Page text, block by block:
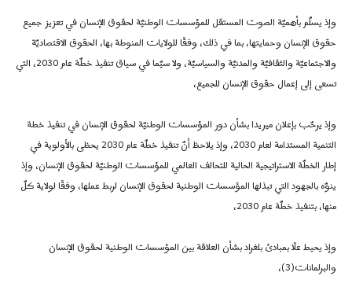
وإذ يسلّم بأهميّة الصوت المستقل للمؤسسات الوطنيّة لحقوق الإنسان في تعزيز جميع
حقوق الإنسان وحمايتها، بما في ذلك، وفقًا للولايات المنوطة بها، الحقوق الاقتصاديّة
والاجتماعيّة والثقافيّة والمدنيّة والسياسيّة، ولا سيّما في سياق تنفيذ خطّة عام 2030، التي
تسعى إلى إعمال حقوق الإنسان للجميع،
وإذ يرحّب بإعلان ميريدا بشأن دور المؤسسات الوطنيّة لحقوق الإنسان في تنفيذ خطة
التنمية المستدامة لعام 2030، وإذ يلاحظ أنّ تنفيذ خطّة عام 2030 يحظى بالأولوية في
إطار الخطّة الاستراتيجية الحالية للتحالف العالمي للمؤسسات الوطنيّة لحقوق الإنسان، وإذ
ينوّه بالجهود التي تبذلها المؤسسات الوطنية لحقوق الإنسان لربط عملها، وفقًا لولاية كلّ
منها، بتنفيذ خطّة عام 2030،
وإذ يحيط علًا بمبادئ بلغراد بشأن العلاقة بين المؤسسات الوطنية لحقوق الإنسان
والبرلمانات(3)،